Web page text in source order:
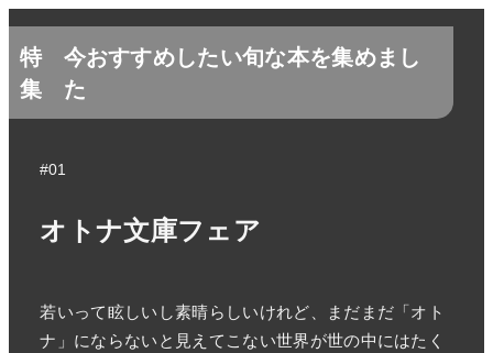
特
集
今おすすめしたい旬な本を集めまし
た
#01
オトナ文庫フェア
若いって眩しいし素晴らしいけれど、まだまだ「オト
ナ」にならないと見えてこない世界が世の中にはたく